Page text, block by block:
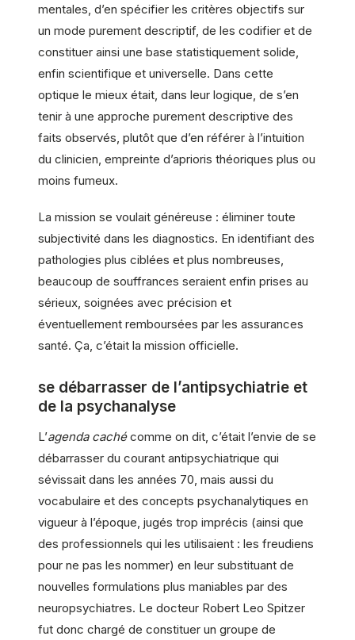
mentales, d’en spécifier les critères objectifs sur
un mode purement descriptif, de les codifier et de
constituer ainsi une base statistiquement solide,
enfin scientifique et universelle. Dans cette
optique le mieux était, dans leur logique, de s’en
tenir à une approche purement descriptive des
faits observés, plutôt que d’en référer à l’intuition
du clinicien, empreinte d’aprioris théoriques plus ou
moins fumeux.
La mission se voulait généreuse : éliminer toute
subjectivité dans les diagnostics. En identifiant des
pathologies plus ciblées et plus nombreuses,
beaucoup de souffrances seraient enfin prises au
sérieux, soignées avec précision et
éventuellement remboursées par les assurances
santé. Ça, c’était la mission officielle.
se débarrasser de l’antipsychiatrie et
de la psychanalyse
L’agenda cachécomme on dit, c’était l’envie de se
débarrasser du courant antipsychiatrique qui
sévissait dans les années 70, mais aussi du
vocabulaire et des concepts psychanalytiques en
vigueur à l’époque, jugés trop imprécis (ainsi que
des professionnels qui les utilisaient : les freudiens
pour ne pas les nommer) en leur substituant de
nouvelles formulations plus maniables par des
neuropsychiatres. Le docteur Robert Leo Spitzer
fut donc chargé de constituer un groupe de